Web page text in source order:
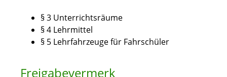
§ 3 Unterrichtsräume
§ 4 Lehrmittel
§ 5 Lehrfahrzeuge für Fahrschüler
Freigabevermerk